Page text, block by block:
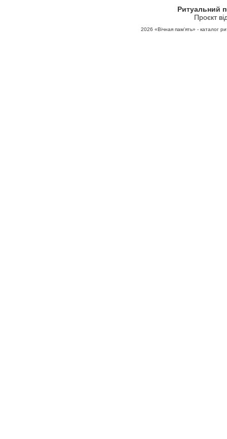
Ритуальний
Проєкт
2026 «Вічная пам'ять» - каталог